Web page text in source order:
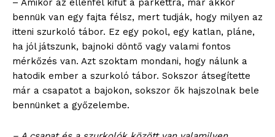
ELŐFIZETÉS
Hasznos
bSZ fiók
– Amikor az ellenfél kifut a parkettra, már akkor
bennük van egy fajta félsz, mert tudják, hogy milyen az
itteni szurkoló tábor. Ez egy pokol, egy katlan, pláne,
ha jól játszunk, bajnoki döntő vagy valami fontos
mérkőzés van. Azt szoktam mondani, hogy nálunk a
hatodik ember a szurkoló tábor. Sokszor átsegítette
már a csapatot a bajokon, sokszor ők hajszolnak bele
bennünket a győzelembe.